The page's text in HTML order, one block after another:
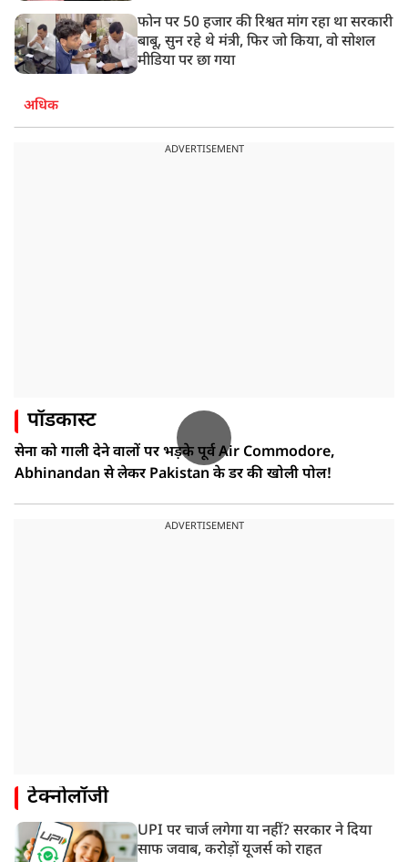
फोन पर 50 हजार की रिश्वत मांग रहा था सरकारी
बाबू, सुन रहे थे मंत्री, फिर जो किया, वो सोशल
मीडिया पर छा गया
अधिक
ADVERTISEMENT
पॉडकास्ट
सेना को गाली देने वालों पर भड़के पूर्व Air Commodore,
Abhinandan से लेकर Pakistan के डर की खोली पोल!
ADVERTISEMENT
टेक्नोलॉजी
UPI पर चार्ज लगेगा या नहीं? सरकार ने दिया
साफ जवाब, करोड़ों यूजर्स को राहत